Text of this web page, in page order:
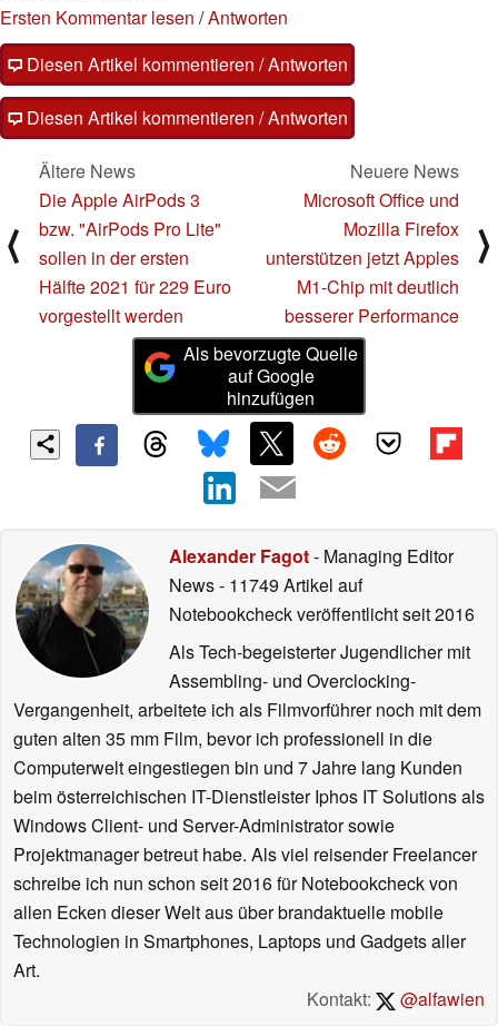
Ersten Kommentar lesen /Antworten
Diesen Artikel kommentieren / Antworten
Diesen Artikel kommentieren / Antworten
⟨
Ältere News
Die Apple AirPods 3
bzw. "AirPods Pro Lite"
sollen in der ersten
Hälfte 2021 für 229 Euro
vorgestellt werden
Neuere News
Microsoft Office und
Mozilla Firefox
unterstützen jetzt Apples
M1-Chip mit deutlich
besserer Performance
⟩
Als bevorzugte Quelle
auf Google
hinzufügen
Alexander Fagot- Managing Editor
News- 11749 Artikel auf
Notebookcheck veröffentlichtseit 2016
Als Tech-begeisterter Jugendlicher mit
Assembling- und Overclocking-
Vergangenheit, arbeitete ich als Filmvorführer noch mit dem
guten alten 35 mm Film, bevor ich professionell in die
Computerwelt eingestiegen bin und 7 Jahre lang Kunden
beim österreichischen IT-Dienstleister Iphos IT Solutions als
Windows Client- und Server-Administrator sowie
Projektmanager betreut habe. Als viel reisender Freelancer
schreibe ich nun schon seit 2016 für Notebookcheck von
allen Ecken dieser Welt aus über brandaktuelle mobile
Technologien in Smartphones, Laptops und Gadgets aller
Art.
Kontakt:
@alfawien